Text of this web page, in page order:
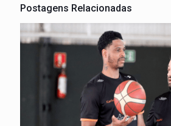
Postagens Relacionadas